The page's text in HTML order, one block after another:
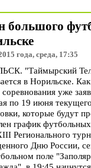
большого
года, среда, 17:35
"Таймырский
в Норильске.
уже
по 19 июня
которые будут
график
Регионального
Дню России,
поле